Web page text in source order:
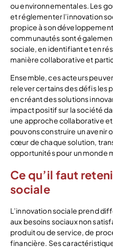
ou environnementales. Les
et réglementer l’innovation
propice à son
communautés sont
sociale, en identifiant et en
manière collaborative et
Ensemble, ces acteurs
relever certains des défis les
en créant des solutions
impact positif sur la société
une approche collaborative
pouvons construire un avenir
cœur de chaque solution,
opportunités pour un monde
Ce qu’il faut
sociale
L’innovation sociale prend
aux besoins sociaux non
produit ou de service, de
financière. Ses